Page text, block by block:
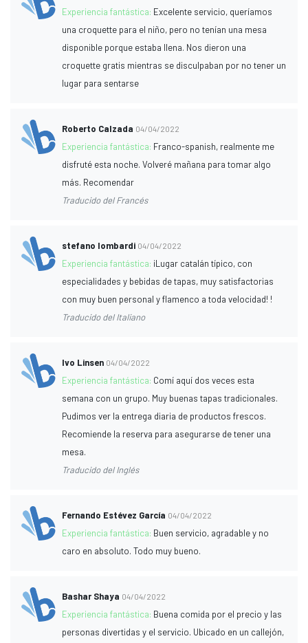
Experiencia fantástica: Excelente servicio, queríamos
una croquette para el niño, pero no tenían una mesa
disponible porque estaba llena. Nos dieron una
croquette gratis mientras se disculpaban por no tener un
lugar para sentarse
Roberto Calzada 04/04/2022
Experiencia fantástica: Franco-spanish, realmente me
disfruté esta noche. Volveré mañana para tomar algo
más. Recomendar
Traducido del Francés
stefano lombardi 04/04/2022
Experiencia fantástica: ¡Lugar catalán típico, con
especialidades y bebidas de tapas, muy satisfactorias
con muy buen personal y flamenco a toda velocidad! !
Traducido del Italiano
Ivo Linsen 04/04/2022
Experiencia fantástica: Comí aquí dos veces esta
semana con un grupo. Muy buenas tapas tradicionales.
Pudimos ver la entrega diaria de productos frescos.
Recomiende la reserva para asegurarse de tener una
mesa.
Traducido del Inglés
Fernando Estévez García 04/04/2022
Experiencia fantástica: Buen servicio, agradable y no
caro en absoluto. Todo muy bueno.
Bashar Shaya 04/04/2022
Experiencia fantástica: Buena comida por el precio y las
personas divertidas y el servicio. Ubicado en un callejón,